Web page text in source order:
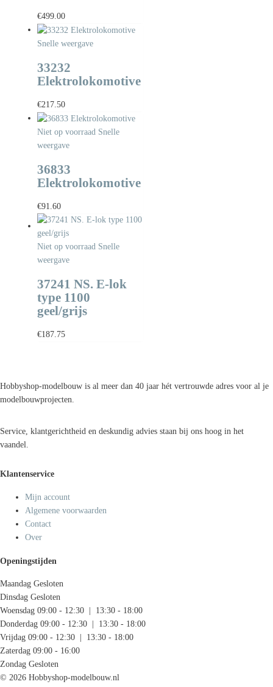
€499.00
Snelle weergave
33232
Elektrolokomotive
€217.50
Niet op voorraad Snelle
weergave
36833
Elektrolokomotive
€91.60
Niet op voorraad Snelle
weergave
37241 NS. E-lok
type 1100
geel/grijs
€187.75
Hobbyshop-modelbouw is al meer dan 40 jaar hét vertrouwde adres voor al je
modelbouwprojecten.
Service, klantgerichtheid en deskundig advies staan bij ons hoog in het
vaandel.
Klantenservice
Mijn account
Algemene voorwaarden
Contact
Over
Openingstijden
Maandag Gesloten
Dinsdag Gesloten
Woensdag 09:00 - 12:30 | 13:30 - 18:00
Donderdag 09:00 - 12:30 | 13:30 - 18:00
Vrijdag 09:00 - 12:30 | 13:30 - 18:00
Zaterdag 09:00 - 16:00
Zondag Gesloten
© 2026 Hobbyshop-modelbouw.nl